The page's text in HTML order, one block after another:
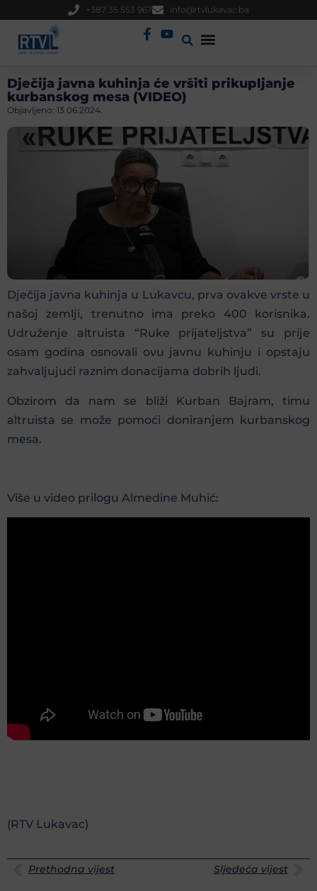
+387 35 553 967 info@rtvlukavac.ba
Dječija javna kuhinja će vršiti prikupljanje
kurbanskog mesa (VIDEO)
Objavljeno: 13.06.2024.
Dječija javna kuhinja u Lukavcu, prva ovakve vrste u
našoj zemlji, trenutno ima preko 400 korisnika.
Udruženje altruista “Ruke prijateljstva” su prije
osam godina osnovali ovu javnu kuhinju i opstaju
zahvaljujući raznim donacijama dobrih ljudi.
Obzirom da nam se bliži Kurban Bajram, timu
altruista se može pomoći doniranjem kurbanskog
mesa.
Više u video prilogu Almedine Muhić:
(RTV Lukavac)
Prethodna vijest Sljedeća vijest